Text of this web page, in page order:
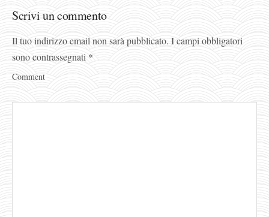
Scrivi un commento
Il tuo indirizzo email non sarà pubblicato. I campi obbligatori
sono contrassegnati *
Comment